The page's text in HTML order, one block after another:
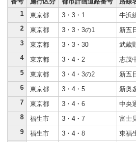
1
東京都 3・3・1
牛浜
2
東京都 3・3・3の1
新五
3
東京都 3・3・30
武蔵
4
東京都 3・4・2
志茂
5
東京都 3・4・3の2
新五
6
東京都 3・4・5
新奥
7
東京都 3・4・6
中央
8
福生市 3・4・7
富士
9
福生市 3・4・8
東福